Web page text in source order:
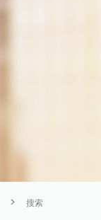
> 搜索